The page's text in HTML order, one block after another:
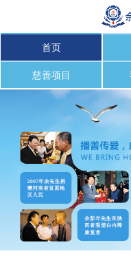
首页
慈善项目